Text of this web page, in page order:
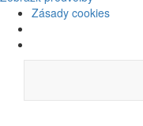
Zásady cookies
content